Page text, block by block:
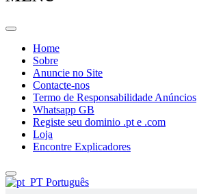
Home
Sobre
Anuncie no Site
Contacte-nos
Termo de Responsabilidade Anúncios
Whatsapp GB
Registe seu dominio .pt e .com
Loja
Encontre Explicadores
Português